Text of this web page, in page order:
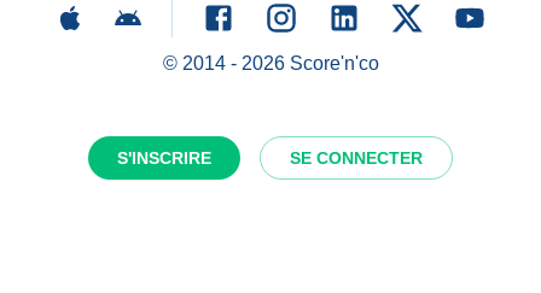
S'INSCRIRE SE CONNECTER
© 2014 - 2026Score'n'co